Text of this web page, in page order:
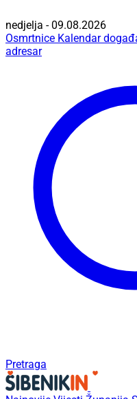
nedjelja - 09.08.2026
Osmrtnice Kalendar
adresar
Pretraga